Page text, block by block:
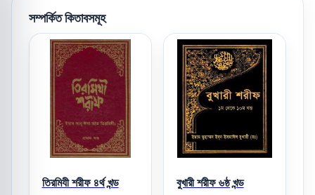
সম্পর্কিত কিতাবসমূহ
তিরমিযী শরীফ ৪র্থ খন্ড বুখারী শরীফ ৬ষ্ঠ খন্ড